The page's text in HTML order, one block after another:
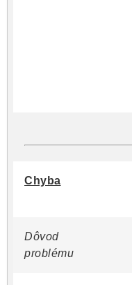
Chyba
Dôvod
problému